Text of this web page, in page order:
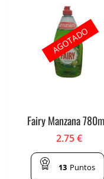
Fairy Manzana
2.75€
13 Puntos
AGOTADO